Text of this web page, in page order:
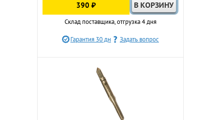
390 ₽
Склад поставщика, отгрузка 4 дня
Гарантия 30 дн Задать вопрос